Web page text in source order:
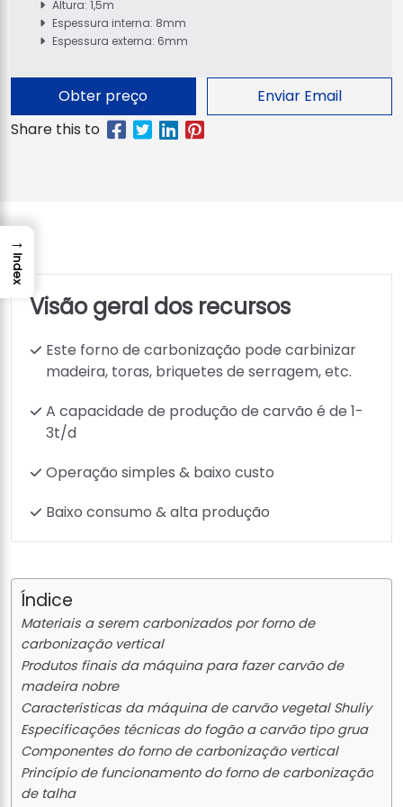
Altura: 1,5m
Espessura interna: 8mm
Espessura externa: 6mm
Obter preço Enviar Email
Visão geral dos recursos
Este forno de carbonização pode carbinizar
madeira, toras, briquetes de serragem, etc.
A capacidade de produção de carvão é de 1-
3t/d
Operação simples & baixo custo
Baixo consumo & alta produção
Índice
Materiais a serem carbonizados por forno de
carbonização vertical
Produtos finais da máquina para fazer carvão de
madeira nobre
Características da máquina de carvão vegetal Shuliy
Especificações técnicas do fogão a carvão tipo grua
Componentes do forno de carbonização vertical
Princípio de funcionamento do forno de carbonização
de talha
→
Index